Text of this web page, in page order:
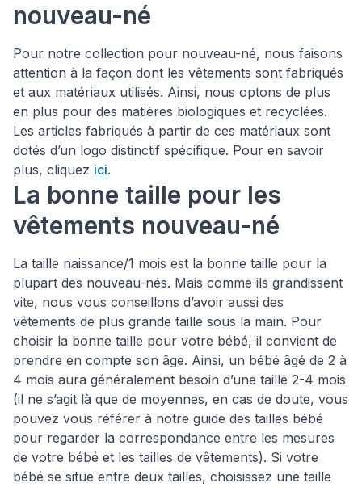
nouveau-né
Pour notre collection pour nouveau-né, nous faisons
attention à la façon dont les vêtements sont fabriqués
et aux matériaux utilisés. Ainsi, nous optons de plus
en plus pour des matières biologiques et recyclées.
Les articles fabriqués à partir de ces matériaux sont
dotés d’un logo distinctif spécifique. Pour en savoir
plus, cliquez ici.
La bonne taille pour les
vêtements nouveau-né
La taille naissance/1 mois est la bonne taille pour la
plupart des nouveau-nés. Mais comme ils grandissent
vite, nous vous conseillons d’avoir aussi des
vêtements de plus grande taille sous la main. Pour
choisir la bonne taille pour votre bébé, il convient de
prendre en compte son âge. Ainsi, un bébé âgé de 2 à
4 mois aura généralement besoin d’une taille 2-4 mois
(il ne s’agit là que de moyennes, en cas de doute, vous
pouvez vous référer à notre guide des tailles bébé
pour regarder la correspondance entre les mesures
de votre bébé et les tailles de vêtements). Si votre
bébé se situe entre deux tailles, choisissez une taille